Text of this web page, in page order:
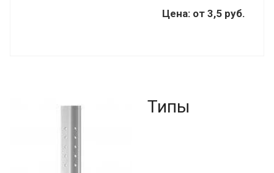
Цена: от 3,5 руб.
Типы